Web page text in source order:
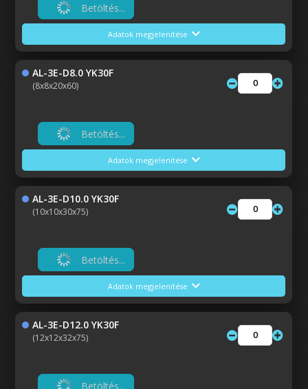
Betöltés...
Adatok megjelenítése
AL-3E-D8.0 YK30F
(8x8x20x60)
Betöltés...
Adatok megjelenítése
AL-3E-D10.0 YK30F
(10x10x30x75)
Betöltés...
Adatok megjelenítése
AL-3E-D12.0 YK30F
(12x12x32x75)
Betöltés...